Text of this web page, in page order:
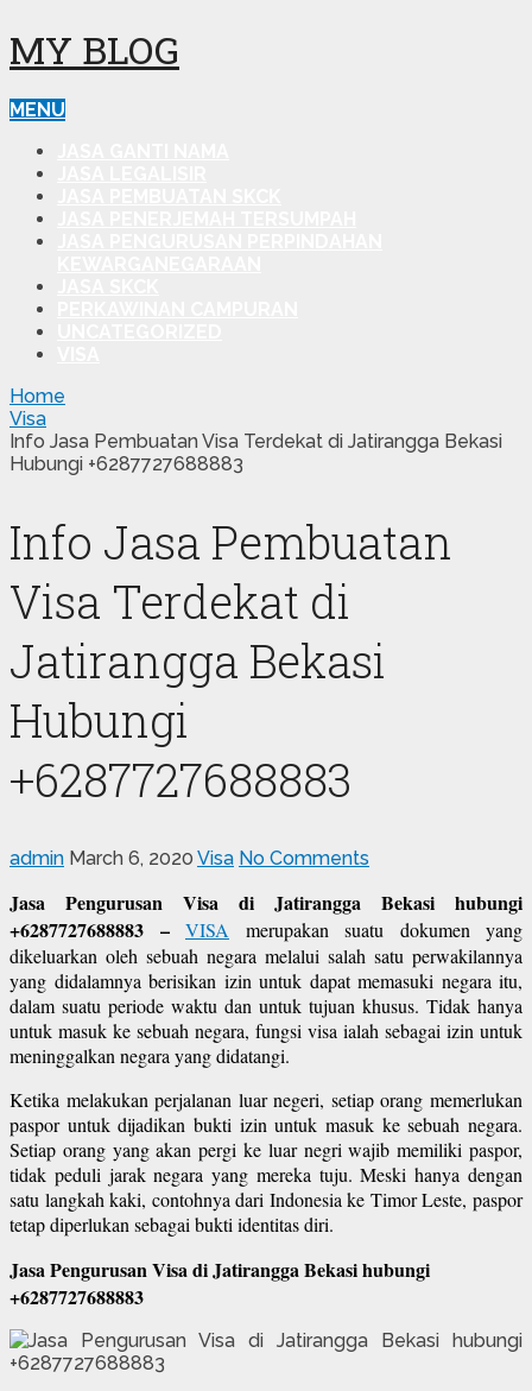
MY BLOG
MENU
Home
Visa
Info Jasa Pembuatan Visa Terdekat di Jatirangga Bekasi
Hubungi +6287727688883
Info Jasa Pembuatan
Visa Terdekat di
Jatirangga Bekasi
Hubungi
+6287727688883
admin March 6, 2020 Visa No Comments
Jasa Pengurusan Visa di Jatirangga Bekasi hubungi
+6287727688883 – VISA merupakan suatu dokumen yang
dikeluarkan oleh sebuah negara melalui salah satu perwakilannya
yang didalamnya berisikan izin untuk dapat memasuki negara itu,
dalam suatu periode waktu dan untuk tujuan khusus. Tidak hanya
untuk masuk ke sebuah negara, fungsi visa ialah sebagai izin untuk
meninggalkan negara yang didatangi.
Ketika melakukan perjalanan luar negeri, setiap orang memerlukan
paspor untuk dijadikan bukti izin untuk masuk ke sebuah negara.
Setiap orang yang akan pergi ke luar negri wajib memiliki paspor,
tidak peduli jarak negara yang mereka tuju. Meski hanya dengan
satu langkah kaki, contohnya dari Indonesia ke Timor Leste, paspor
tetap diperlukan sebagai bukti identitas diri.
Jasa Pengurusan Visa di Jatirangga Bekasi hubungi
+6287727688883